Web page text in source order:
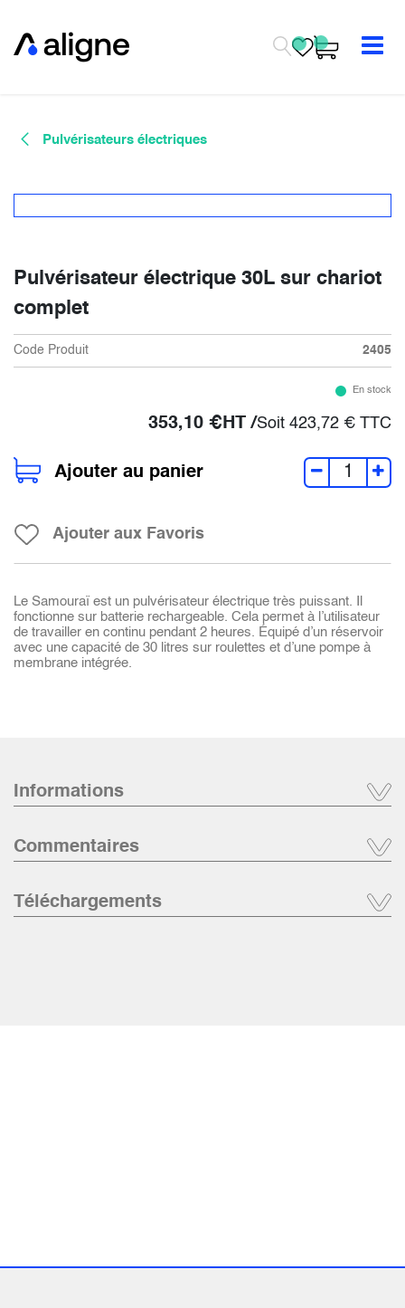
Pulvérisateurs électriques
Pulvérisateur électrique 30L sur chariot
complet
Code Produit 2405
En stock
353,10 €HT /Soit 423,72 € TTC
Ajouter au panier
Ajouter aux Favoris
Le Samouraï est un pulvérisateur électrique très puissant. Il
fonctionne sur batterie rechargeable. Cela permet à l’utilisateur
de travailler en continu pendant 2 heures. Équipé d’un réservoir
avec une capacité de 30 litres sur roulettes et d’une pompe à
membrane intégrée.
Informations
Commentaires
Téléchargements